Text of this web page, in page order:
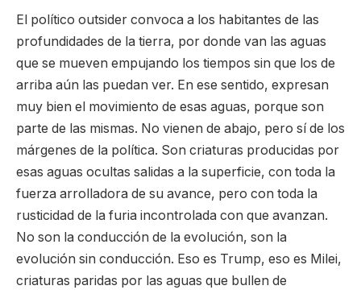
El político outsider convoca a los habitantes de las
profundidades de la tierra, por donde van las aguas
que se mueven empujando los tiempos sin que los de
arriba aún las puedan ver. En ese sentido, expresan
muy bien el movimiento de esas aguas, porque son
parte de las mismas. No vienen de abajo, pero sí de los
márgenes de la política. Son criaturas producidas por
esas aguas ocultas salidas a la superficie, con toda la
fuerza arrolladora de su avance, pero con toda la
rusticidad de la furia incontrolada con que avanzan.
No son la conducción de la evolución, son la
evolución sin conducción. Eso es Trump, eso es Milei,
criaturas paridas por las aguas que bullen de